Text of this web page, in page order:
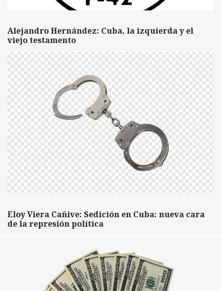
Alejandro Hernández: Cuba, la izquierda y el
viejo testamento
Eloy Viera Cañive: Sedición en Cuba: nueva cara
de la represión política